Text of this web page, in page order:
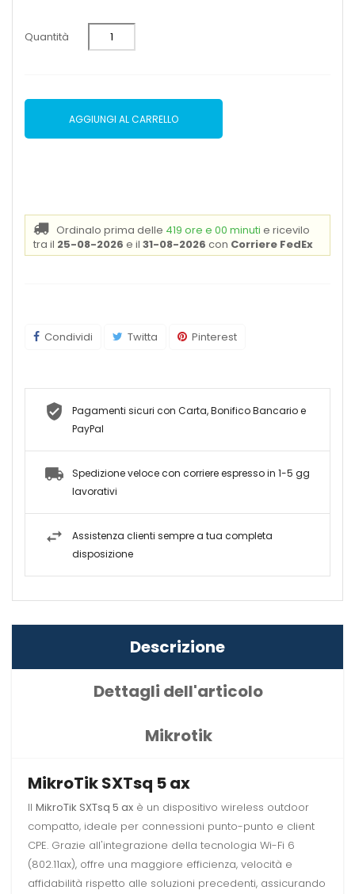
Quantità
AGGIUNGI AL CARRELLO
Ordinalo prima delle 419 ore e 00 minuti e ricevilo
tra il 25-08-2026 e il 31-08-2026 con Corriere FedEx
Condividi Twitta Pinterest
Pagamenti sicuri con Carta, Bonifico Bancario e
PayPal
Spedizione veloce con corriere espresso in 1-5 gg
lavorativi
Assistenza clienti sempre a tua completa
disposizione
Descrizione
Dettagli dell'articolo
Mikrotik
MikroTik SXTsq 5 ax
Il MikroTik SXTsq 5 ax è un dispositivo wireless outdoor
compatto, ideale per connessioni punto-punto e client
CPE. Grazie all'integrazione della tecnologia Wi-Fi 6
(802.11ax), offre una maggiore efficienza, velocità e
affidabilità rispetto alle soluzioni precedenti, assicurando